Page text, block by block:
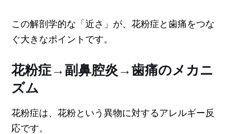
この解剖学的な「近さ」が、花粉症と歯痛をつな
ぐ大きなポイントです。
花粉症→副鼻腔炎→歯痛のメカニ
ズム
花粉症は、花粉という異物に対するアレルギー反
応です。